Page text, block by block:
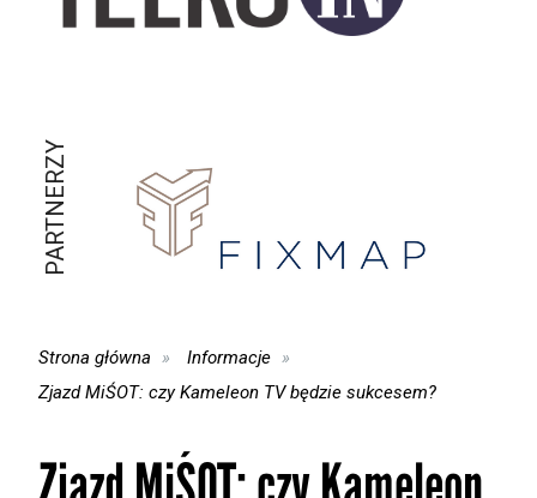
PARTNERZY
Strona główna
Informacje
Zjazd MiŚOT: czy Kameleon TV będzie sukcesem?